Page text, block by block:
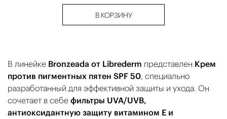
В КОРЗИНУ
В линейке Bronzeada от Librederm представлен Крем
против пигментных пятен SPF 50, специально
разработанный для эффективной защиты и ухода. Он
сочетает в себе фильтры UVA/UVB,
антиоксидантную защиту витамином Е и